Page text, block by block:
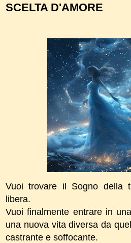
SCELTA D'AMORE
Vuoi trovare il Sogno della
libera.
Vuoi finalmente entrare in
una nuova vita diversa da
castrante e soffocante.